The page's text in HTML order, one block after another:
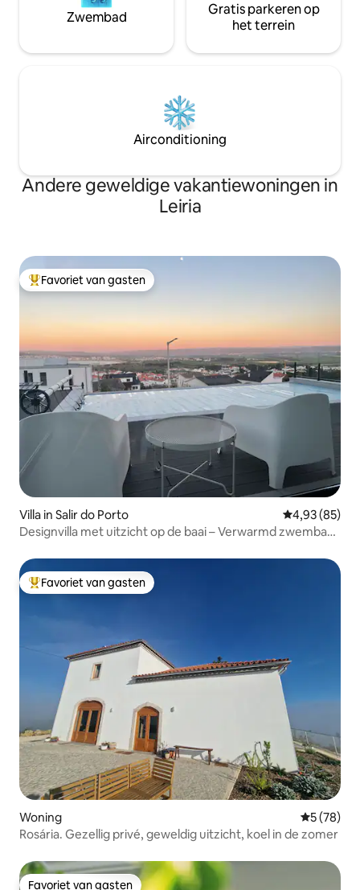
Zwembad
Gratis parkeren op
het terrein
Airconditioning
Andere geweldige vakantiewoningen in
Leiria
Topfavoriet van gasten
Favoriet van gasten
Villa in Salir do Porto Gemiddelde
4,93 (85)
Designvilla met uitzicht op de baai – Verwarmd zwembad
Topfavoriet van gasten
Favoriet van gasten
Woning
5 (78)
Rosária. Gezellig privé, geweldig uitzicht, koel in de zomer
Favoriet van gasten